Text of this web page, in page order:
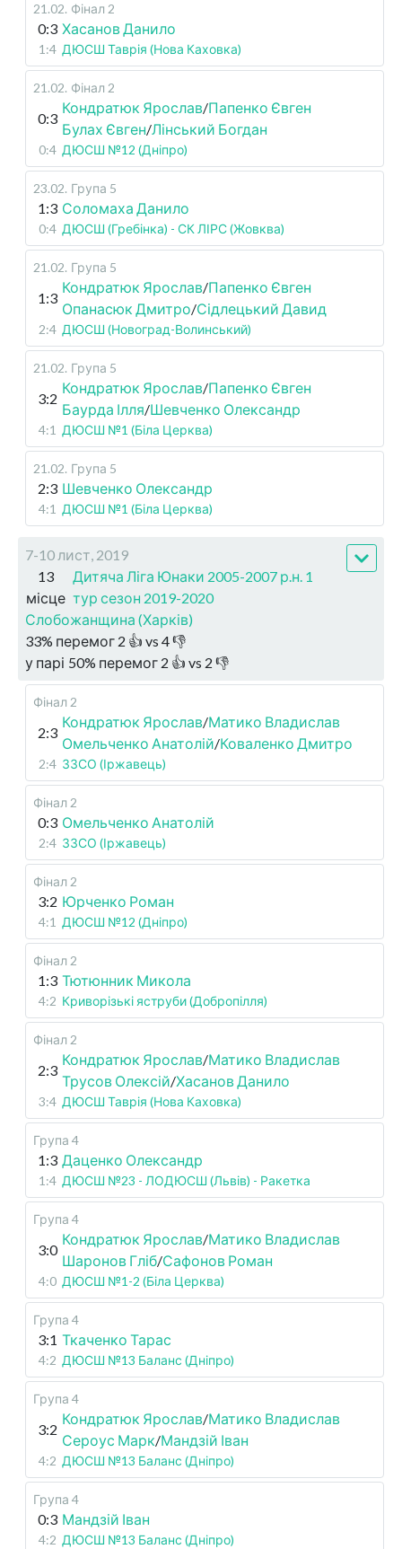
21.02. Фінал 2
0:3 Хасанов Данило
1:4 ДЮСШ Таврія (Нова Каховка)
21.02. Фінал 2
0:3
Кондратюк Ярослав/Папенко Євген
Булах Євген/Лінський Богдан
0:4 ДЮСШ №12 (Дніпро)
23.02. Група 5
1:3 Соломаха Данило
0:4 ДЮСШ (Гребінка) - СК ЛІРС (Жовква)
21.02. Група 5
1:3
Кондратюк Ярослав/Папенко Євген
Опанасюк Дмитро/Сідлецький Давид
2:4 ДЮСШ (Новоград-Волинський)
21.02. Група 5
3:2
Кондратюк Ярослав/Папенко Євген
Баурда Ілля/Шевченко Олександр
4:1 ДЮСШ №1 (Біла Церква)
21.02. Група 5
2:3 Шевченко Олександр
4:1 ДЮСШ №1 (Біла Церква)
7-10 лист, 2019
13
місце
Дитяча Ліга Юнаки 2005-2007 р.н. 1
тур сезон 2019-2020
Слобожанщина (Харків)
33% перемог 2 👍 vs 4👎
у парі 50% перемог 2 👍 vs 2 👎
Фінал 2
2:3
Кондратюк Ярослав/Матико Владислав
Омельченко Анатолій/Коваленко Дмитро
2:4 ЗЗСО (Іржавець)
Фінал 2
0:3 Омельченко Анатолій
2:4 ЗЗСО (Іржавець)
Фінал 2
3:2 Юрченко Роман
4:1 ДЮСШ №12 (Дніпро)
Фінал 2
1:3 Тютюнник Микола
4:2 Криворізькі яструби (Добропілля)
Фінал 2
2:3
Кондратюк Ярослав/Матико Владислав
Трусов Олексій/Хасанов Данило
3:4 ДЮСШ Таврія (Нова Каховка)
Група 4
1:3 Даценко Олександр
1:4 ДЮСШ №23 - ЛОДЮСШ (Львів) - Ракетка
Група 4
3:0
Кондратюк Ярослав/Матико Владислав
Шаронов Гліб/Сафонов Роман
4:0 ДЮСШ №1-2 (Біла Церква)
Група 4
3:1 Ткаченко Тарас
4:2 ДЮСШ №13 Баланс (Дніпро)
Група 4
3:2
Кондратюк Ярослав/Матико Владислав
Сероус Марк/Мандзій Іван
4:2 ДЮСШ №13 Баланс (Дніпро)
Група 4
0:3 Мандзій Іван
4:2 ДЮСШ №13 Баланс (Дніпро)